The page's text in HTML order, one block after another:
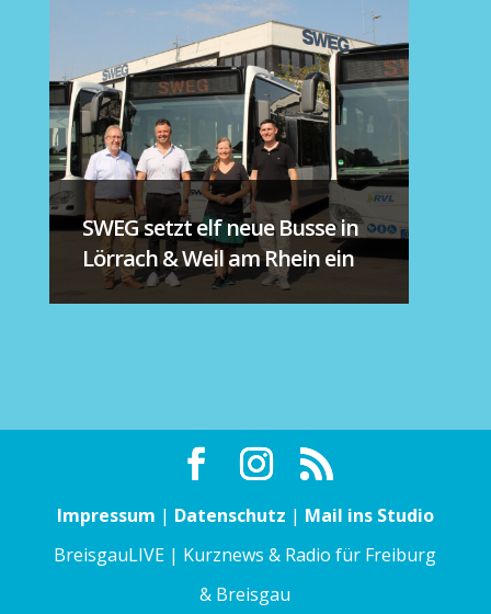
SWEG setzt elf neue Busse in
Lörrach & Weil am Rhein ein
Impressum | Datenschutz | Mail ins Studio
BreisgauLIVE | Kurznews & Radio für Freiburg
& Breisgau